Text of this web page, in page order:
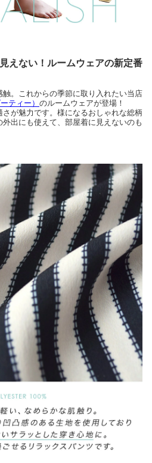
えない！ルームウェアの新定番
。これからの季節に取り入れたい当店
ティー） のルームウェアが登場！
が魅力です。様になるおしゃれな総柄
出にも使えて、部屋着に見えないのも